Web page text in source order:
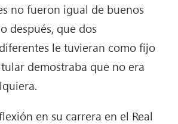
no fueron igual de buenos
después, que dos
le tuvieran como fijo
demostraba que no era
en su carrera en el Real